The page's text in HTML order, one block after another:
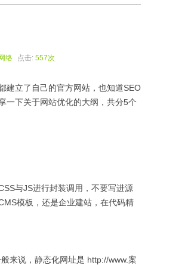
络 点击: 557次
建立了自己的官方网站，也知道SEO
一下关于网站优化的大纲，共分5个
与JS进行封装调用，不要写进源
模板，还是企业建站，在代码精
来说，静态化网址是 http://www.案